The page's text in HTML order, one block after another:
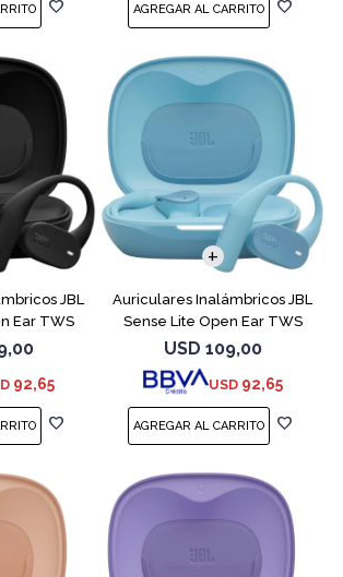
JBL
Ear TWS
92,65
Auriculares Inalámbricos JBL
Sense Lite Open Ear TWS
Azul
USD 109,00
USD 92,65